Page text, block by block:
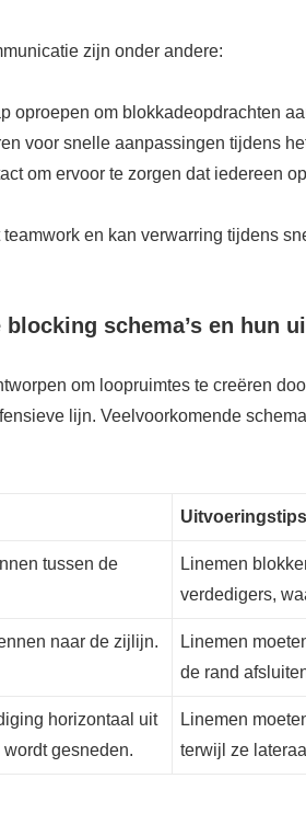
zijn onder andere:
oproepen om blokkadeopdrachten
voor snelle aanpassingen tijdens
om ervoor te zorgen dat iedereen
en kan verwarring tijdens
schema’s en hun
om loopruimtes te creëren
lijn. Veelvoorkomende
Uitvoeringstips
tussen de
Linemen
verdedigers,
naar de zijlijn.
Linemen
de rand
horizontaal uit
gesneden.
Linemen
terwijl ze